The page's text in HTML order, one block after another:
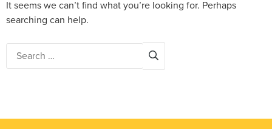
It seems we can’t find what you’re looking for. Perhaps
searching can help.